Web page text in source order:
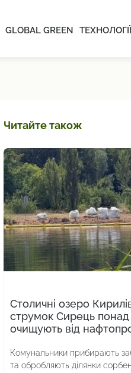
GLOBAL GREEN ТЕХНОЛОГІЇ
Читайте також
Столичні озеро
струмок Сирець понад
очищують від
Комунальники прибирають
та обробляють ділянки